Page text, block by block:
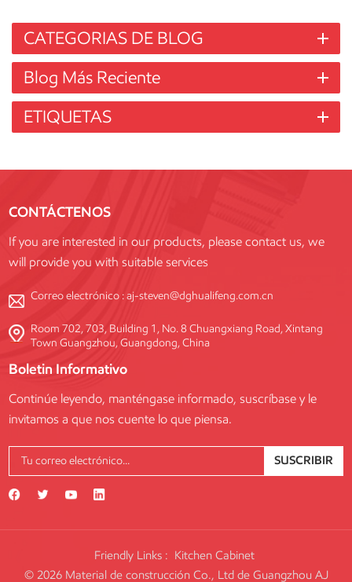
CATEGORIAS DE BLOG
Blog Más Reciente
ETIQUETAS
CONTÁCTENOS
If you are interested in our products, please contact us, we
will provide you with suitable services
Correo electrónico :aj-steven@dghualifeng.com.cn
Room 702, 703, Building 1, No. 8 Chuangxiang Road, Xintang
Town Guangzhou, Guangdong, China
Boletin Informativo
Continúe leyendo, manténgase informado, suscríbase y le
invitamos a que nos cuente lo que piensa.
SUSCRIBIR
Friendly Links : Kitchen Cabinet
© 2026 Material de construcción Co., Ltd de Guangzhou AJ